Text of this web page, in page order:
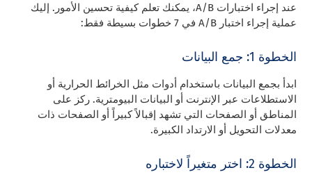
عند إجراء اختبارات A/B، يمكنك تعلم كيفية تحسين الأمور. إليك
عملية إجراء اختبار A/B في 7 خطوات بسيطة فقط:
الخطوة 1: جمع البيانات
ابدأ بجمع البيانات باستخدام أدوات مثل الخرائط الحرارية أو
الاستطلاعات عبر الإنترنت أو البيانات البيومترية. ركز على
المناطق أو الصفحات التي تشهد إقبالاً كبيراً أو الصفحات ذات
معدلات التحويل أو الارتداد الكبيرة.
الخطوة 2: اختر متغيراً لاختباره